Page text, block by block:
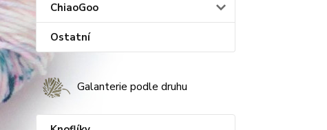
ChiaoGoo
Ostatní
Galanterie podle druhu